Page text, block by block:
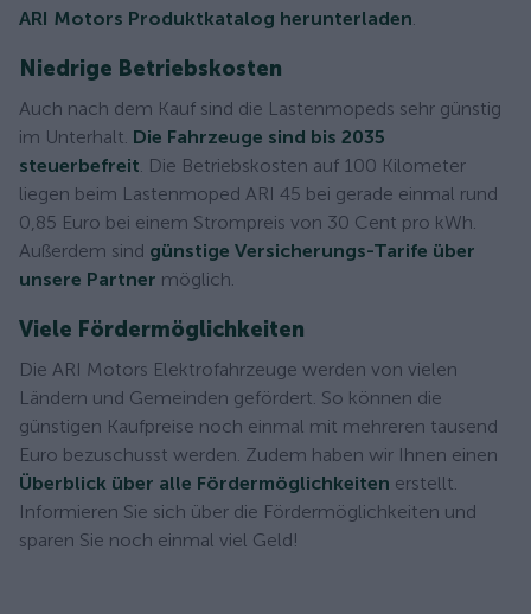
ARI Motors Produktkatalog herunterladen
Niedrige Betriebskosten
Auch nach dem Kauf sind die Lastenmopeds sehr günstig
im Unterhalt. Die Fahrzeuge sind bis 2035
steuerbefreit . Die Betriebskosten auf 100 Kilometer
liegen beim Lastenmoped ARI 45 bei gerade einmal rund
0,85 Euro bei einem Strompreis von 30 Cent pro kWh.
Außerdem sind günstige Versicherungs-Tarife über
unsere Partner möglich.
Viele Fördermöglichkeiten
Die ARI Motors Elektrofahrzeuge werden von vielen
Ländern und Gemeinden gefördert. So können die
günstigen Kaufpreise noch einmal mit mehreren tausend
Euro bezuschusst werden. Zudem haben wir Ihnen einen
Überblick über alle Fördermöglichkeiten erstellt.
Informieren Sie sich über die Fördermöglichkeiten und
sparen Sie noch einmal viel Geld!